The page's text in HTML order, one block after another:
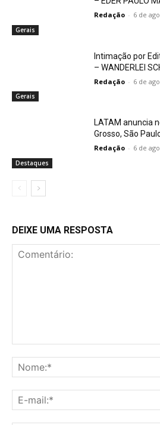
Gerais
Redação - 6 de
Gerais
Intimação por
– WANDERLEI
Redação - 6 de
Destaques
LATAM anuncia
Grosso, São
Redação - 6 de
DEIXE UMA RESPOSTA